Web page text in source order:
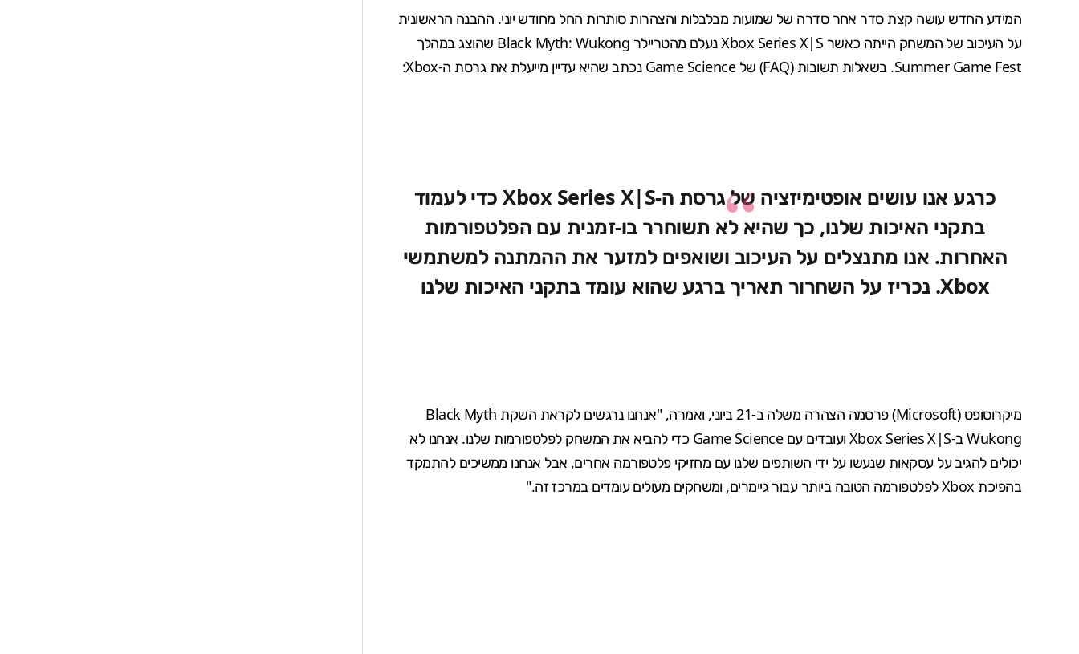
המידע החדש עושה קצת סדר אחר סדרה של שמועות מבלבלות והצהרות סותרות החל מחודש יוני. ההבנה הראשונית
על העיכוב של המשחק הייתה כאשר Xbox Series X|S נעלם מהטריילר Black Myth: Wukong שהוצג במהלך
Summer Game Fest. בשאלות תשובות (FAQ) של Game Science נכתב שהיא עדיין מייעלת את גרסת ה-Xbox:
כרגע אנו עושים אופטימיזציה של גרסת ה-Xbox Series X|S כדי לעמוד
בתקני האיכות שלנו, כך שהיא לא תשוחרר בו-זמנית עם הפלטפורמות
האחרות. אנו מתנצלים על העיכוב ושואפים למזער את ההמתנה למשתמשי
Xbox. נכריז על השחרור תאריך ברגע שהוא עומד בתקני האיכות שלנו
מיקרוסופט (
Microsoft
) פרסמה הצהרה משלה ב-21 ביוני, ואמרה, "אנחנו נרגשים לקראת השקת Black Myth
Wukong ב-Xbox Series X|S ועובדים עם
Game Science כדי להביא את המשחק לפלטפורמות שלנו. אנחנו לא
יכולים להגיב על עסקאות שנעשו על ידי השותפים שלנו עם מחזיקי פלטפורמה אחרים, אבל אנחנו ממשיכים להתמקד
בהפיכת Xbox לפלטפורמה הטובה ביותר עבור גיימרים, ומשחקים מעולים עומדים במרכז זה."